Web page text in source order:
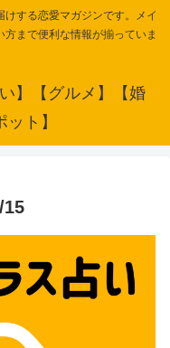
する恋愛マガジンです。メイ
まで便利な情報が揃っていま
15